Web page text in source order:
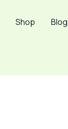
Shop Blog